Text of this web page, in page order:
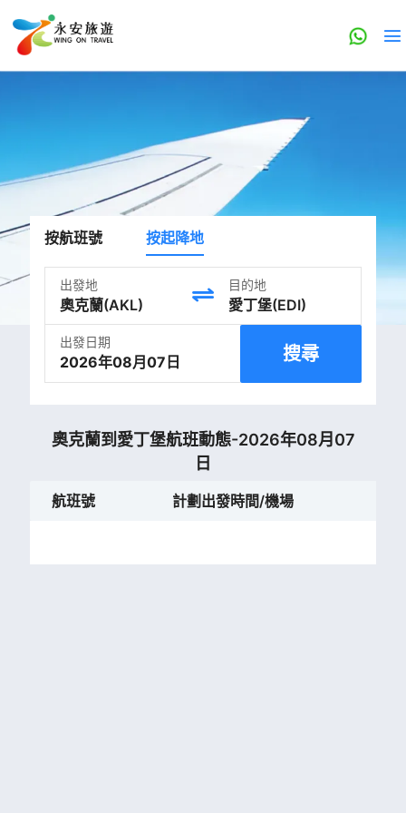
按航班號 按起降地
出發地 目的地
出發日期
2026年08月07日 搜尋
奧克蘭到愛丁堡航班動態-2026年08月07
日
航班號 計劃出發時間/機場